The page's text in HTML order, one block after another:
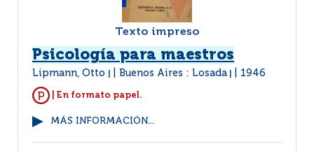
Texto impreso
Psicología para maestros
Lipmann, Otto Buenos Aires : Losada 1946
| En formato papel.
MÁS INFORMACIÓN...